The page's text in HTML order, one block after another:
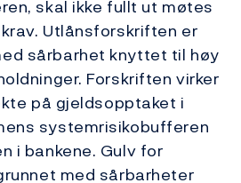
skal ikke fullt ut møtes
Utlånsforskriften er
sårbarhet knyttet til høy
Forskriften virker
på gjeldsopptaket i
systemrisikobufferen
i bankene. Gulv for
med sårbarheter